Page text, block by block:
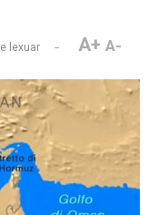
e lexuar A+ A-